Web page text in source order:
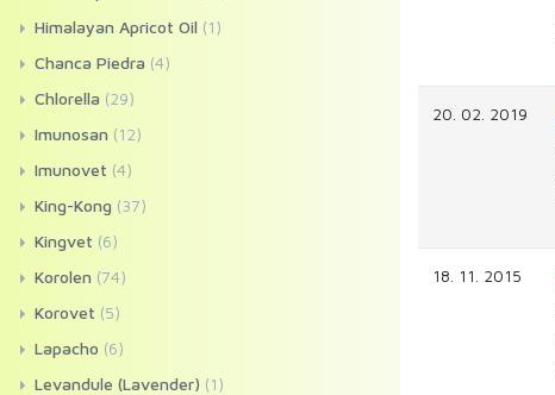
20. 02. 2019
18. 11. 2015
Himalayan Apricot Oil (1)
Chanca Piedra (4)
Chlorella (29)
Imunosan (12)
Imunovet (4)
King-Kong (37)
Kingvet (6)
Korolen (74)
Korovet (5)
Lapacho (6)
Levandule (Lavender) (1)